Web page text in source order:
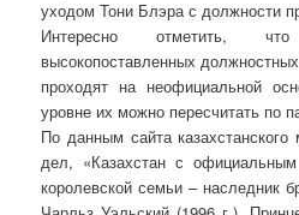
уходом Тони Блэра с должности
Интересно отметить,
высокопоставленных
проходят на неофициальной
уровне их можно пересчитать по
По данным сайта казахстанского
дел, «Казахстан с
королевской семьи – наследник